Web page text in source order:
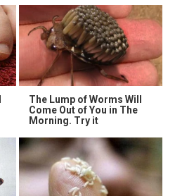
The Lump of Worms Will
Come Out of You in The
Morning. Try it